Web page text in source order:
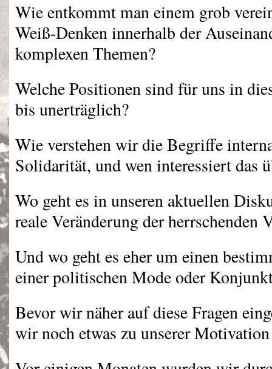
Wie entkommt man einem grob
Weiß-Denken innerhalb der
komplexen Themen?
Welche Positionen sind für uns in
bis unerträglich?
Wie verstehen wir die Begriffe
Solidarität, und wen interessiert das
Wo geht es in unseren aktuellen
reale Veränderung der herrschenden
Und wo geht es eher um einen
einer politischen Mode oder
Bevor wir näher auf diese Fragen
wir noch etwas zu unserer